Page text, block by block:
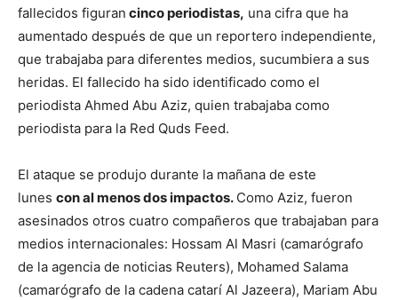
fallecidos figuran cinco periodistas, una cifra que ha
aumentado después de que un reportero independiente,
que trabajaba para diferentes medios, sucumbiera a sus
heridas. El fallecido ha sido identificado como el
periodista Ahmed Abu Aziz, quien trabajaba como
periodista para la Red Quds Feed.
El ataque se produjo durante la mañana de este
lunes con al menos dos impactos. Como Aziz, fueron
asesinados otros cuatro compañeros que trabajaban para
medios internacionales: Hossam Al Masri (camarógrafo
de la agencia de noticias Reuters), Mohamed Salama
(camarógrafo de la cadena catarí Al Jazeera), Mariam Abu